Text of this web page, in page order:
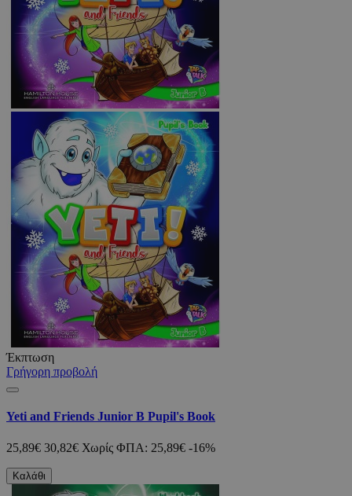
Έκπτωση
Γρήγορη προβολή
Yeti and Friends Junior B Pupil's Book
25,89€ 30,82€ Χωρίς ΦΠΑ: 25,89€ -16%
Καλάθι